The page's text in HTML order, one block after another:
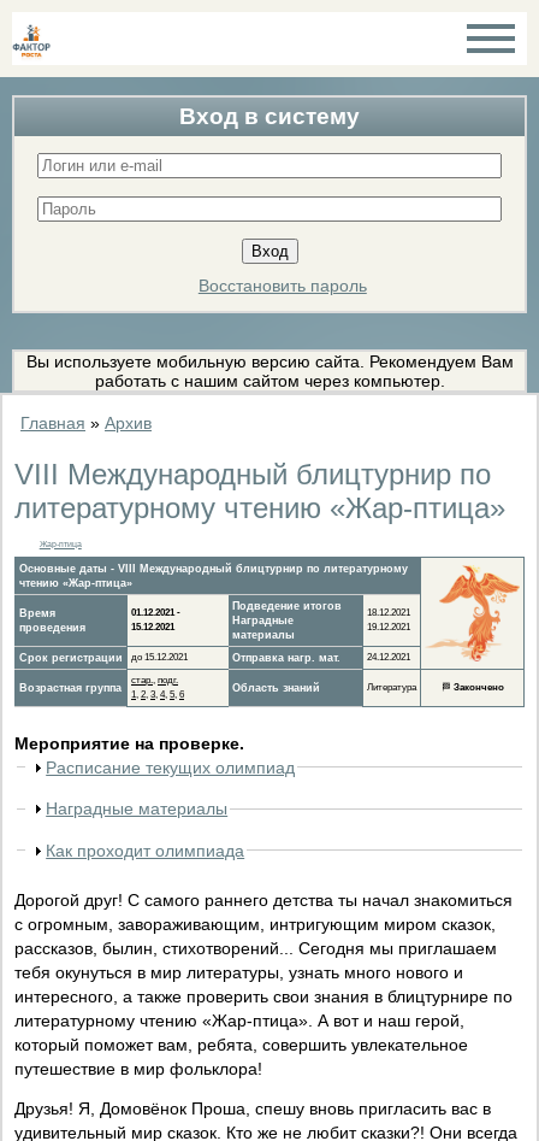
Вход в систему
Восстановить пароль
Вы используете мобильную версию сайта. Рекомендуем Вам
работать с нашим сайтом через компьютер.
Главная » Архив
VIII Международный блицтурнир по
литературному чтению «Жар-птица»
Жар-птица
Основные даты - VIII Международный блицтурнир по литературному
чтению «Жар-птица»
Время
проведения
01.12.2021 -
15.12.2021
Подведение итогов
Наградные
материалы
18.12.2021
19.12.2021
Срок регистрации до 15.12.2021 Отправка нагр. мат. 24.12.2021
Возрастная группа
стар., подг.
1, 2, 3, 4, 5, 6
Область знаний Литература 🏁 Закончено
Мероприятие на проверке.
Расписание текущих олимпиад
Наградные материалы
Как проходит олимпиада
Дорогой друг! С самого раннего детства ты начал знакомиться
с огромным, завораживающим, интригующим миром сказок,
рассказов, былин, стихотворений... Сегодня мы приглашаем
тебя окунуться в мир литературы, узнать много нового и
интересного, а также проверить свои знания в блицтурнире по
литературному чтению «Жар-птица». А вот и наш герой,
который поможет вам, ребята, совершить увлекательное
путешествие в мир фольклора!
Друзья! Я, Домовёнок Проша, спешу вновь пригласить вас в
удивительный мир сказок. Кто же не любит сказки?! Они всегда